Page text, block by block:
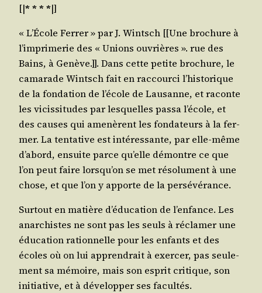
[|* * * *|]
« L’É­cole Fer­rer » par J. Wintsch [[Une bro­chure à
l’im­pri­me­rie des « Unions ouvrières ». rue des
Bains, à Genève.]]. Dans cette petite bro­chure, le
cama­rade Wintsch fait en rac­cour­ci l’his­to­rique
de la fon­da­tion de l’é­cole de Lau­sanne, et raconte
les vicis­si­tudes par les­quelles pas­sa l’é­cole, et
des causes qui ame­nèrent les fon­da­teurs à la fer­
mer. La ten­ta­tive est inté­res­sante, par elle-même
d’a­bord, ensuite parce qu’elle démontre ce que
l’on peut faire lors­qu’on se met réso­lu­ment à une
chose, et que l’on y apporte de la persévérance.
Sur­tout en matière d’é­du­ca­tion de l’en­fance. Les
anar­chistes ne sont pas les seuls à récla­mer une
édu­ca­tion ration­nelle pour les enfants et des
écoles où on lui appren­drait à exer­cer, pas seule­
ment sa mémoire, mais son esprit cri­tique, son
ini­tia­tive, et à déve­lop­per ses facultés.